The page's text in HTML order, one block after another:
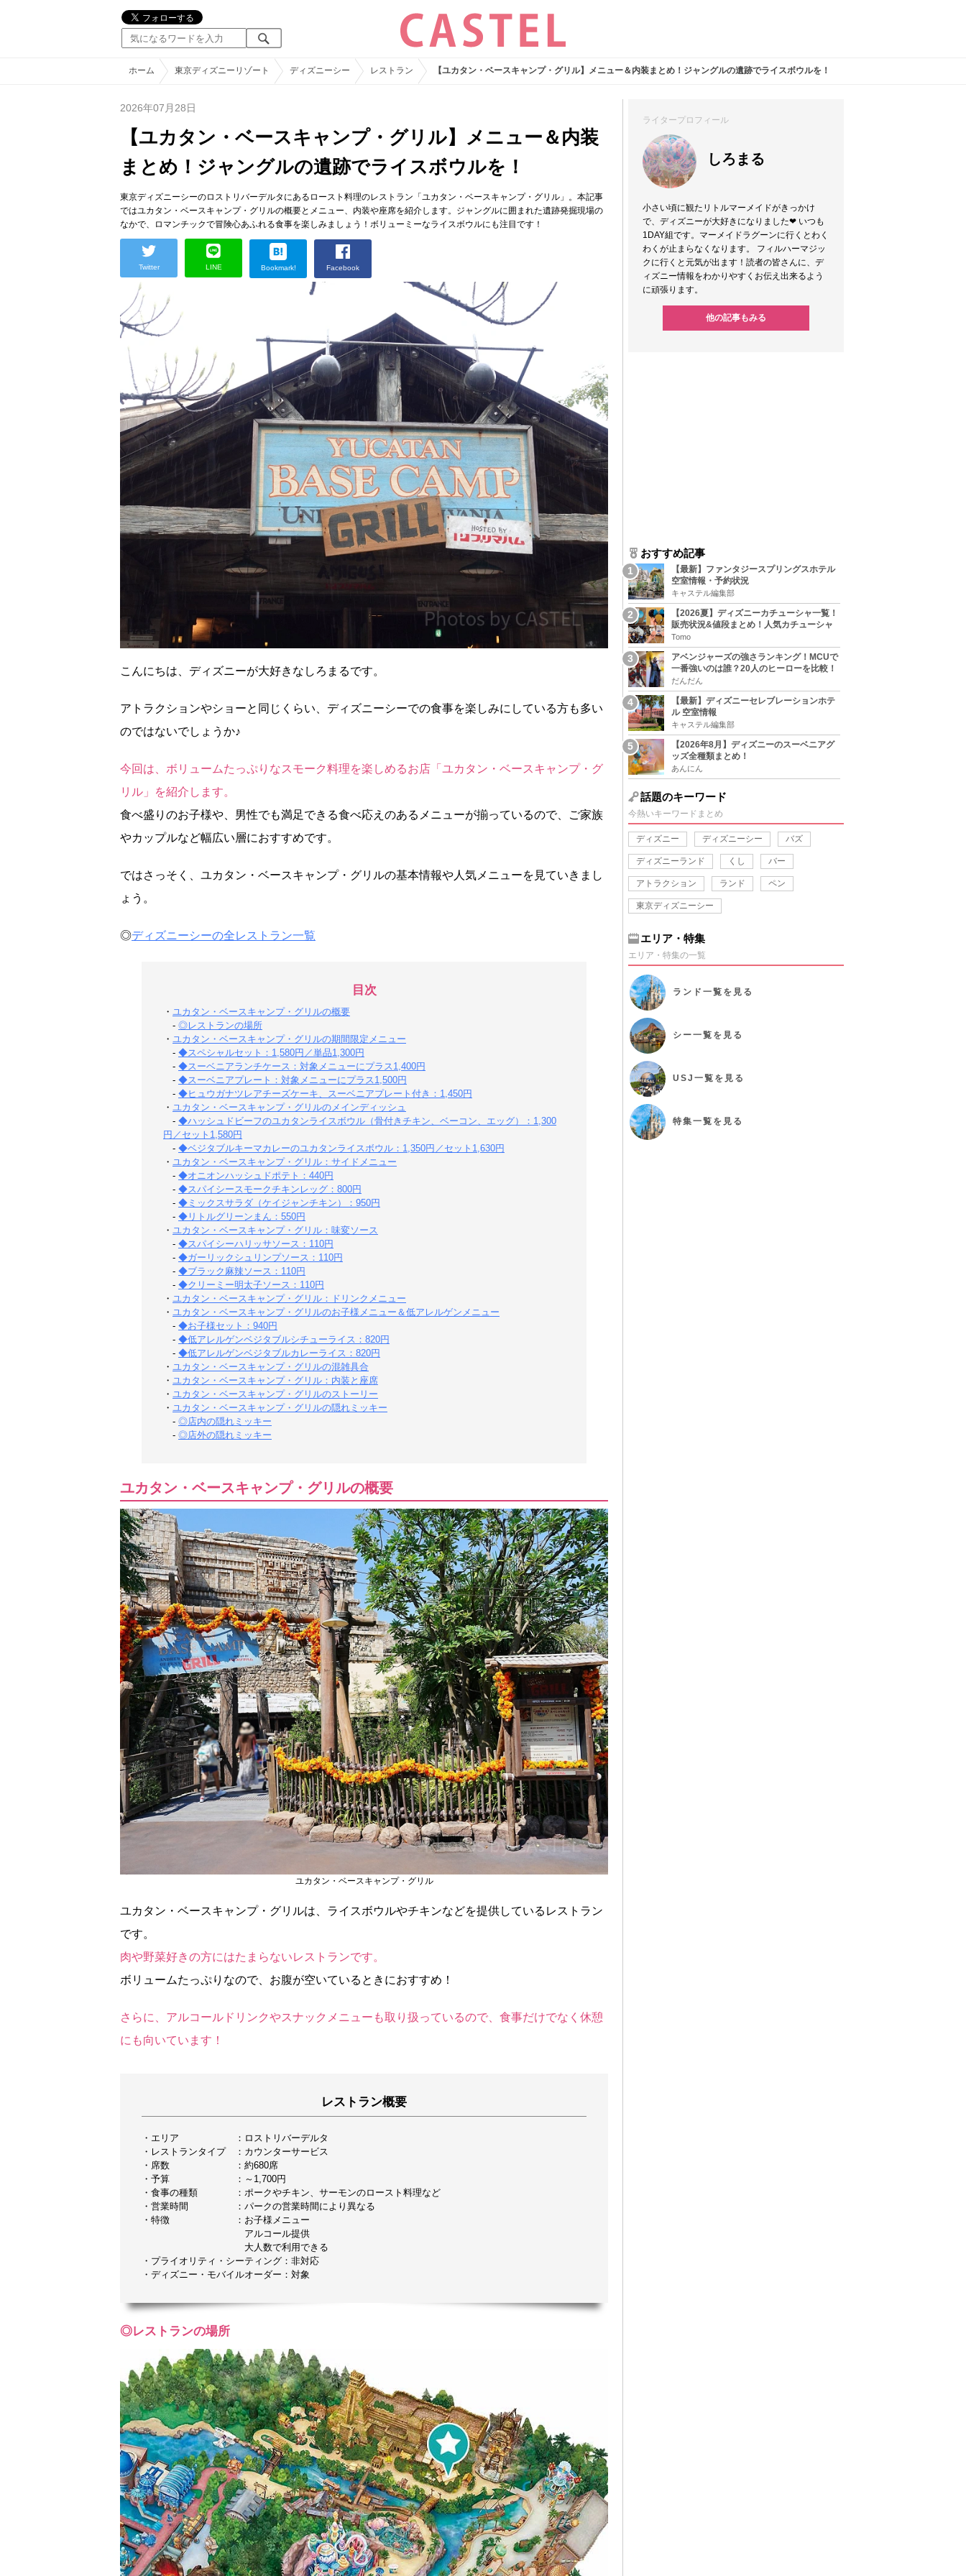
ホーム 東京ディズニーリゾート ディズニーシー レストラン 【ユカタン・ベースキャンプ・グリル】メニュー＆内装まとめ！ジャングルの遺跡でライスボウルを！
2026年07月28日
【ユカタン・ベースキャンプ・グリル】メニュー＆内装
まとめ！ジャングルの遺跡でライスボウルを！
東京ディズニーシーのロストリバーデルタにあるロースト料理のレストラン「ユカタン・ベースキャンプ・グリル」。本記事
ではユカタン・ベースキャンプ・グリルの概要とメニュー、内装や座席を紹介します。ジャングルに囲まれた遺跡発掘現場の
なかで、ロマンチックで冒険心あふれる食事を楽しみましょう！ボリューミーなライスボウルにも注目です！
Twitter LINE Bookmark! Facebook
こんにちは、ディズニーが大好きなしろまるです。
アトラクションやショーと同じくらい、ディズニーシーでの食事を楽しみにしている方も多い
のではないでしょうか♪
今回は、ボリュームたっぷりなスモーク料理を楽しめるお店「ユカタン・ベースキャンプ・グ
リル」を紹介します。
食べ盛りのお子様や、男性でも満足できる食べ応えのあるメニューが揃っているので、ご家族
やカップルなど幅広い層におすすめです。
ではさっそく、ユカタン・ベースキャンプ・グリルの基本情報や人気メニューを見ていきまし
ょう。
◎ディズニーシーの全レストラン一覧
目次
・ ユカタン・ベースキャンプ・グリルの概要
- ◎レストランの場所
・ ユカタン・ベースキャンプ・グリルの期間限定メニュー
- ◆スペシャルセット：1,580円／単品1,300円
- ◆スーベニアランチケース：対象メニューにプラス1,400円
- ◆スーベニアプレート：対象メニューにプラス1,500円
- ◆ヒュウガナツレアチーズケーキ、スーベニアプレート付き：1,450円
・ ユカタン・ベースキャンプ・グリルのメインディッシュ
- ◆ハッシュドビーフのユカタンライスボウル（骨付きチキン、ベーコン、エッグ）：1,300
円／セット1,580円
- ◆ベジタブルキーマカレーのユカタンライスボウル：1,350円／セット1,630円
・ ユカタン・ベースキャンプ・グリル：サイドメニュー
- ◆オニオンハッシュドポテト：440円
- ◆スパイシースモークチキンレッグ：800円
- ◆ミックスサラダ（ケイジャンチキン）：950円
- ◆リトルグリーンまん：550円
・ ユカタン・ベースキャンプ・グリル：味変ソース
- ◆スパイシーハリッサソース：110円
- ◆ガーリックシュリンプソース：110円
- ◆ブラック麻辣ソース：110円
- ◆クリーミー明太子ソース：110円
・ ユカタン・ベースキャンプ・グリル：ドリンクメニュー
・ ユカタン・ベースキャンプ・グリルのお子様メニュー＆低アレルゲンメニュー
- ◆お子様セット：940円
- ◆低アレルゲンベジタブルシチューライス：820円
- ◆低アレルゲンベジタブルカレーライス：820円
・ ユカタン・ベースキャンプ・グリルの混雑具合
・ ユカタン・ベースキャンプ・グリル：内装と座席
・ ユカタン・ベースキャンプ・グリルのストーリー
・ ユカタン・ベースキャンプ・グリルの隠れミッキー
- ◎店内の隠れミッキー
- ◎店外の隠れミッキー
ユカタン・ベースキャンプ・グリルの概要
ユカタン・ベースキャンプ・グリル
ユカタン・ベースキャンプ・グリルは、ライスボウルやチキンなどを提供しているレストラン
です。
肉や野菜好きの方にはたまらないレストランです。
ボリュームたっぷりなので、お腹が空いているときにおすすめ！
さらに、アルコールドリンクやスナックメニューも取り扱っているので、食事だけでなく休憩
にも向いています！
レストラン概要
・エリア ：ロストリバーデルタ
・レストランタイプ ：カウンターサービス
・席数 ：約680席
・予算 ：～1,700円
・食事の種類 ：ポークやチキン、サーモンのロースト料理など
・営業時間 ：パークの営業時間により異なる
・特徴 ：お子様メニュー
アルコール提供
大人数で利用できる
・プライオリティ・シーティング：非対応
・ディズニー・モバイルオーダー：対象
◎レストランの場所
ライタープロフィール
しろまる
小さい頃に観たリトルマーメイドがきっかけ
で、ディズニーが大好きになりました❤︎ いつも
1DAY組です。マーメイドラグーンに行くとわく
わくが止まらなくなります。 フィルハーマジッ
クに行くと元気が出ます！読者の皆さんに、デ
ィズニー情報をわかりやすくお伝え出来るよう
に頑張ります。
他の記事もみる
おすすめ記事
【最新】ファンタジースプリングスホテル
空室情報・予約状況
キャステル編集部
【2026夏】ディズニーカチューシャ一覧！
販売状況&値段まとめ！人気カチューシャ
をチェック
Tomo
アベンジャーズの強さランキング！MCUで
一番強いのは誰？20人のヒーローを比較！
だんだん
【最新】ディズニーセレブレーションホテ
ル 空室情報
キャステル編集部
【2026年8月】ディズニーのスーベニアグ
ッズ全種類まとめ！
あんにん
話題のキーワード
今熱いキーワードまとめ
ディズニー ディズニーシー バズ
ディズニーランド くし バー
アトラクション ランド ペン
東京ディズニーシー
エリア・特集
エリア・特集の一覧
ランド 一覧を見る
シー一覧を見る
USJ 一覧を見る
特集一覧を見る